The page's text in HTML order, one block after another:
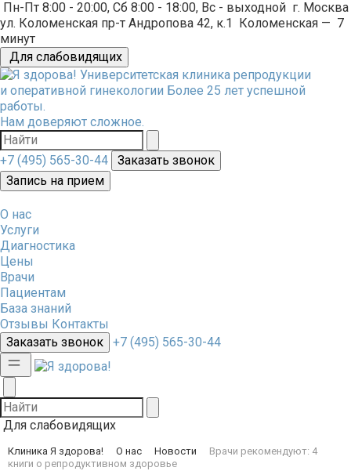
Пн-Пт 8:00 - 20:00, Сб 8:00 - 18:00, Вс - выходной г. Москва
ул. Коломенская пр-т Андропова 42, к.1 Коломенская — 7
минут
Для слабовидящих
Университетская клиника репродукции
и оперативной гинекологии Более 25 лет успешной
работы.
Нам доверяют сложное.
+7 (495) 565-30-44
Заказать звонок
Запись на прием
О нас
Услуги
Диагностика
Цены
Врачи
Пациентам
База знаний
Отзывы Контакты
Заказать звонок
+7 (495) 565-30-44
Для слабовидящих
Клиника Я здорова! О нас Новости
Врачи рекомендуют: 4
книги о репродуктивном здоровье